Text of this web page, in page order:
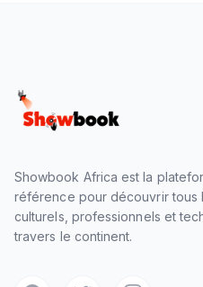
Showbook Africa est la
référence pour découvrir tous
culturels, professionnels et
travers le continent.